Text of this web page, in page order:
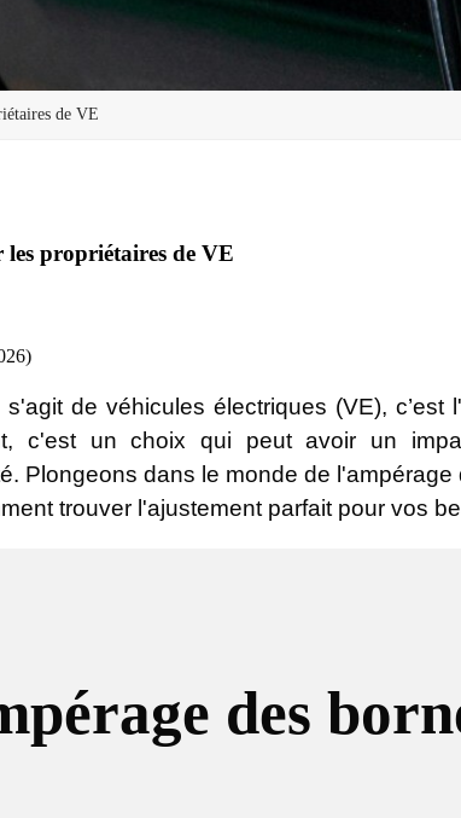
de VE
propriétaires de VE
s'agit de véhicules électriques (VE), c’est
c'est un choix qui peut avoir un
Plongeons dans le monde de
trouver l'ajustement parfait pour vos
des